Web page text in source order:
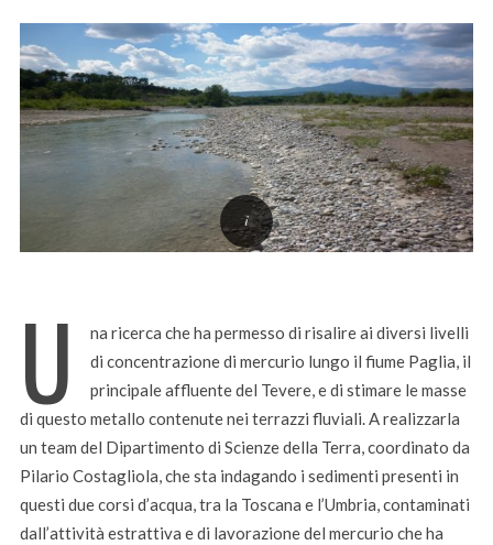
U
na ricerca che ha permesso di risalire ai diversi livelli
di concentrazione di mercurio lungo il fiume Paglia, il
principale affluente del Tevere, e di stimare le masse
di questo metallo contenute nei terrazzi fluviali. A realizzarla
un team del Dipartimento di Scienze della Terra, coordinato da
Pilario Costagliola, che sta indagando i sedimenti presenti in
questi due corsi d’acqua, tra la Toscana e l’Umbria, contaminati
dall’attività estrattiva e di lavorazione del mercurio che ha